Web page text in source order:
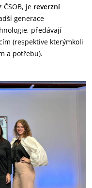
je reverzní
generace
předávají
(respektive kterýmkoli
a potřebu).